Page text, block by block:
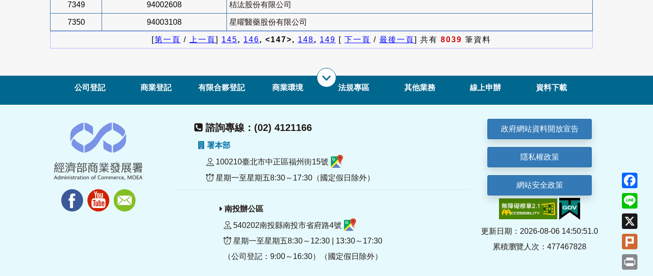
7349 94002608 桔汯股份有限公司
7350 94003108 星曜醫藥股份有限公司
[第一頁 / 上一頁] 145, 146, <147>, 148, 149 [ 下一頁 / 最後一頁] 共有 8039 筆資料
公司登記 商業登記 有限合夥登記 商業環境 法規專區 其他業務 線上申辦 資料下載
諮詢專線：(02) 4121166
署本部
100210臺北市中正區福州街15號
星期一至星期五8:30～17:30（國定假日除外）
南投辦公區
540202南投縣南投市省府路4號
星期一至星期五8:30～12:30 | 13:30～17:30
（公司登記：9:00～16:30）（國定假日除外）
政府網站資料開放宣告
隱私權政策
網站安全政策
更新日期：2026-08-06 14:50:51.0
累積瀏覽人次：477467828